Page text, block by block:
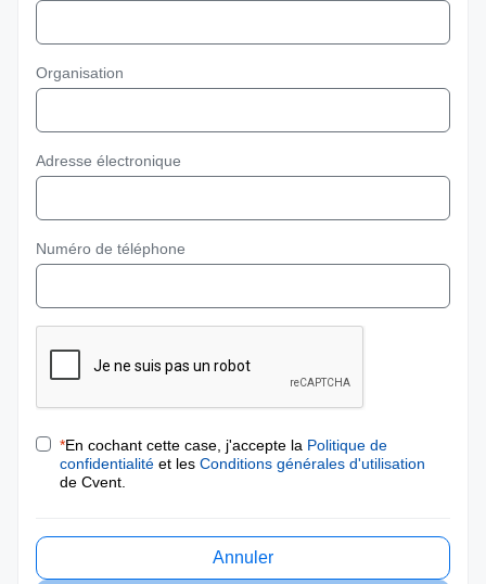
Organisation
Adresse électronique
Numéro de téléphone
*En cochant cette case, j'accepte la Politique de
confidentialité et les Conditions générales d'utilisation
de Cvent.
Annuler